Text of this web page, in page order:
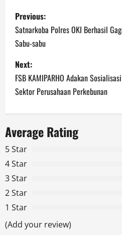
P
o
s
t
n
a
v
i
g
a
t
Previous:
Satnarkoba Polres OKI Berhasil
Sabu-sabu
Next:
FSB KAMIPARHO Adakan
Sektor Perusahaan Perkebunan
Average Rating
5 Star
4 Star
3 Star
2 Star
1 Star
(Add your review)